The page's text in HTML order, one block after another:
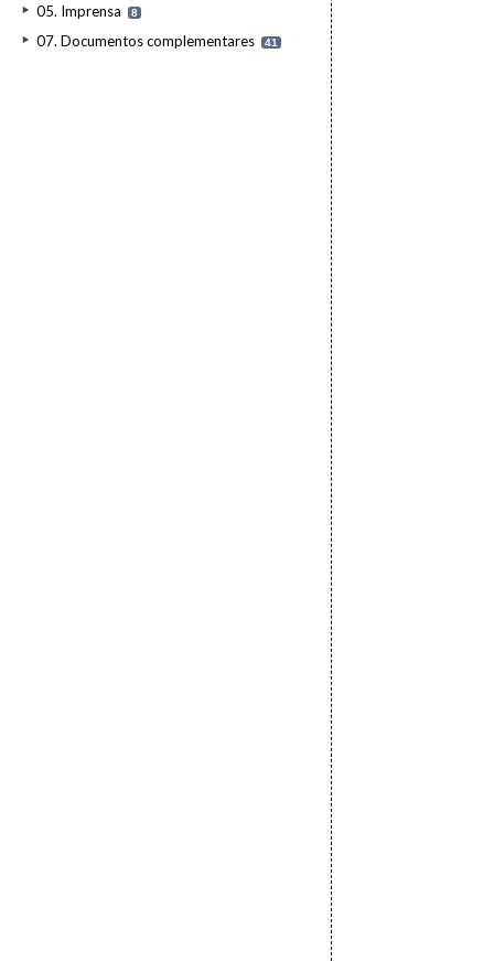
05. Imprensa 8
07. Documentos complementares 41